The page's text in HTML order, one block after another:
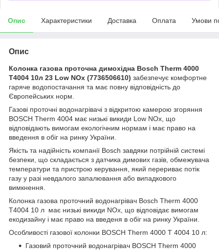
Опис Характеристики Доставка Оплата Умови
Опис
Колонка газова проточна димохідна Bosch Therm 4000
T4004 10л 23 Low NOx (7736506610) забезпечує комфортне
гаряче водопостачання та має повну відповідність до
Європейських норм.
Газові проточні водонагрівачі з відкритою камерою згоряння
BOSCH Therm 4004 має низькі викиди Low NOx, що
відповідають вимогам екологічним нормам і має право на
введення в обіг на ринку України.
Якість та надійність компанії Bosch завдяки потрійній системі
безпеки, що складається з датчика димових газів, обмежувача
температури та пристрою керування, який перериває потік
газу у разі невдалого запалювання або випадкового
вимкнення.
Колонка газова проточний водонагрівач Bosch Therm 4000
T4004 10 л має низькі викиди NOx, що відповідає вимогам
екодизайну і має право на введеня в обіг на ринку України.
Особливості газової колонки BOSCH Therm 4000 T 4004 10 л:
Газовий проточний водонагрівач BOSCH Therm 4000